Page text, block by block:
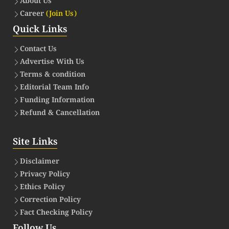
Career(Join Us)
Quick Links
Contact Us
Advertise With Us
Terms & condition
Editorial Team Info
Funding Information
Refund & Cancellation
Site Links
Disclaimer
Privacy Policy
Ethics Policy
Correction Policy
Fact Checking Policy